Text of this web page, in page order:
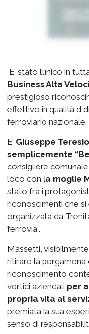
E’ stato l’unico in
Business Alta
prestigioso
effettivo in qualità d
ferroviario nazionale.
E’ Giuseppe
semplicemente
consigliere
loco con la moglie
stato fra i
riconoscimenti che
organizzata da
ferrovia”.
Massetti,
ritirare la pergamena
riconoscimento
vertici aziendali per
propria vita al
premiata la sua
senso di